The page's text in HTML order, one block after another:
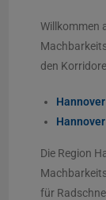
Willkommen
den
Die Region
für